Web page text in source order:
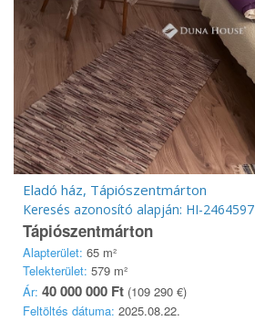
Eladó ház, Tápiószentmárton
Keresés azonosító alapján: HI-2464597
Tápiószentmárton
Alapterület: 65 m²
Telekterület: 579 m²
Ár: 40 000 000 Ft (109 290 €)
Feltöltés dátuma: 2025.08.22.